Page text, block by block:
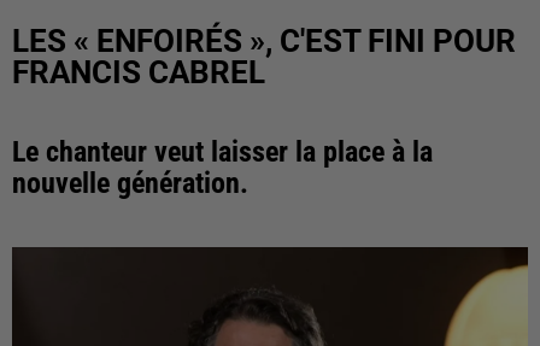
LES « ENFOIRÉS », C'EST FINI POUR
FRANCIS CABREL
Le chanteur veut laisser la place à la
nouvelle génération.